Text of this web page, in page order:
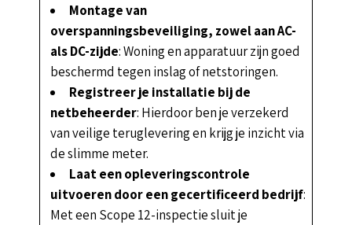
Montage van
overspanningsbeveiliging, zowel aan AC-
als DC-zijde: Woning en apparatuur zijn goed
beschermd tegen inslag of netstoringen.
Registreer je installatie bij de
netbeheerder: Hierdoor ben je verzekerd
van veilige teruglevering en krijg je inzicht via
de slimme meter.
Laat een opleveringscontrole
uitvoeren door een gecertificeerd bedrijf:
Met een Scope 12-inspectie sluit je